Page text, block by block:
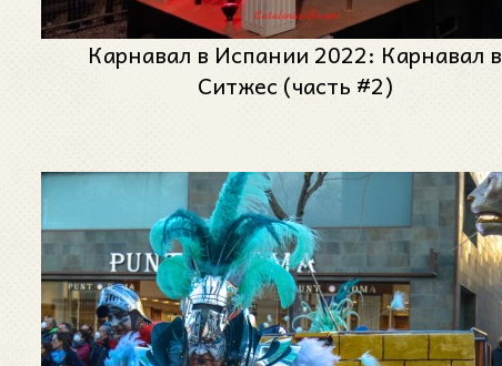
Карнавал в Испании 2022: Карнавал в
Ситжес (часть #2)